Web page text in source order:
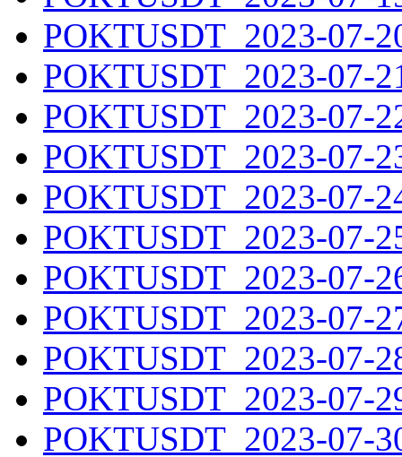
POKTUSDT_2023-07-
POKTUSDT_2023-07-
POKTUSDT_2023-07-
POKTUSDT_2023-07-
POKTUSDT_2023-07-
POKTUSDT_2023-07-
POKTUSDT_2023-07-
POKTUSDT_2023-07-
POKTUSDT_2023-07-
POKTUSDT_2023-07-
POKTUSDT_2023-07-